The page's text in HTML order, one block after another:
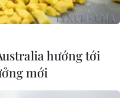
hướng tới
mới